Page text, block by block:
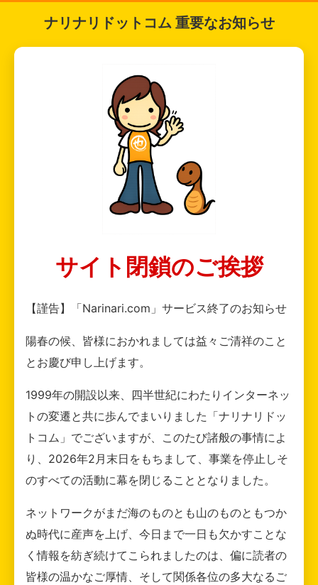
ナリナリドットコム 重要なお知らせ
サイト閉鎖のご挨拶
【謹告】「Narinari.com」サービス終了のお知らせ
陽春の候、皆様におかれましては益々ご清祥のこと
とお慶び申し上げます。
1999年の開設以来、四半世紀にわたりインターネッ
トの変遷と共に歩んでまいりました「ナリナリドッ
トコム」でございますが、このたび諸般の事情によ
り、2026年2月末日をもちまして、事業を停止しそ
のすべての活動に幕を閉じることとなりました。
ネットワークがまだ海のものとも山のものともつか
ぬ時代に産声を上げ、今日まで一日も欠かすことな
く情報を紡ぎ続けてこられましたのは、偏に読者の
皆様の温かなご厚情、そして関係各位の多大なるご